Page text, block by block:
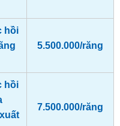
hồi
5.500.000/răng
hồi
7.500.000/răng